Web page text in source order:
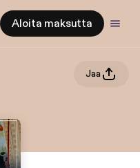
Aloita maksutta
Jaa